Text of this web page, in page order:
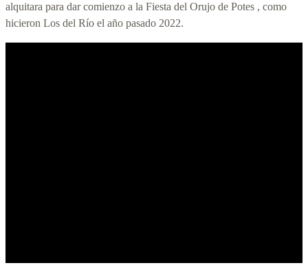
alquitara para dar comienzo a la Fiesta del Orujo de Potes , como
hicieron Los del Río el año pasado 2022.